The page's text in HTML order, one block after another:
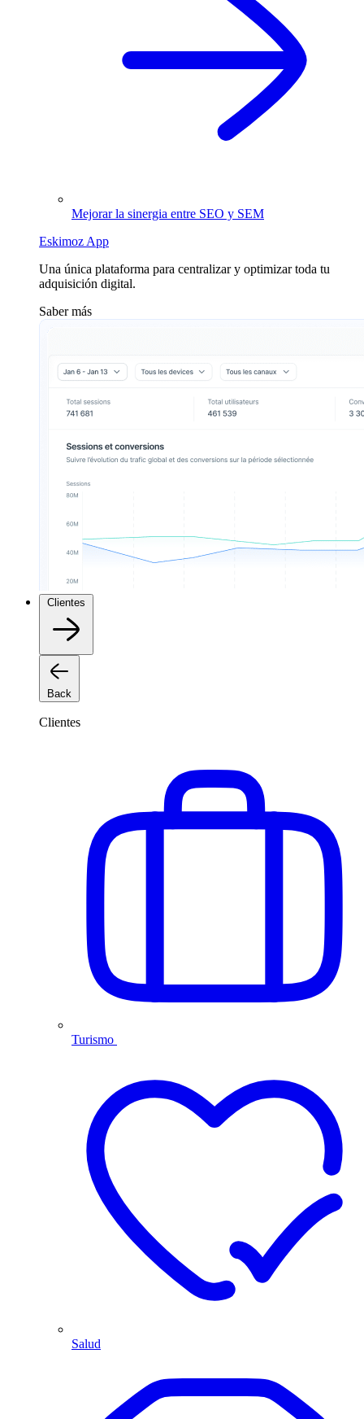
Mejorar la sinergia entre SEO y SEM
Eskimoz App
Una única plataforma para centralizar y optimizar toda tu
adquisición digital.
Saber más
Clientes
Back
Clientes
Turismo
Salud